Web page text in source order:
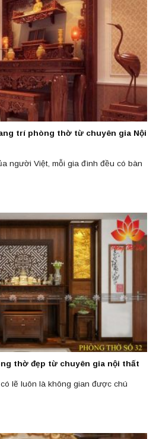
trí phòng thờ từ chuyên gia Nội
người Việt, mỗi gia đình đều có bàn
thờ đẹp từ chuyên gia nội thất
lẽ luôn là không gian được chú